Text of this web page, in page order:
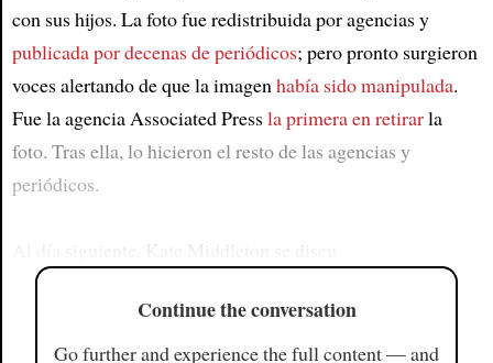
con sus hijos. La foto fue redistribuida por agencias y
publicada por decenas de periódicos; pero pronto surgieron
voces alertando de que la imagenhabía sido manipulada.
Fue la agencia Associated Pressla primera en retirarla
foto. Tras ella, lo hicieron el resto de las agencias y
periódicos.
Continue the conversation
Go further and experience the full content — and